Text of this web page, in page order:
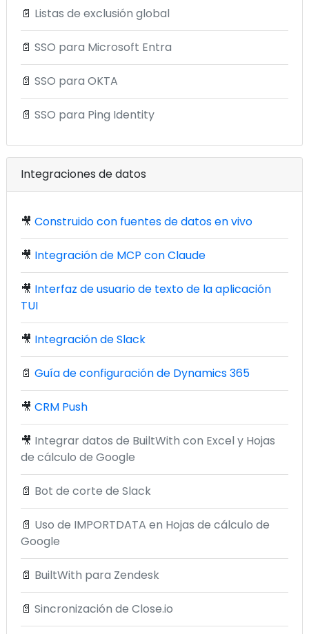
📄 Listas de exclusión global
📄 SSO para Microsoft Entra
📄 SSO para OKTA
📄 SSO para Ping Identity
Integraciones de datos
🎥 Construido con fuentes de datos en vivo
🎥 Integración de MCP con Claude
🎥 Interfaz de usuario de texto de la aplicación
TUI
🎥 Integración de Slack
📄 Guía de configuración de Dynamics 365
🎥 CRM Push
🎥 Integrar datos de BuiltWith con Excel y Hojas
de cálculo de Google
📄 Bot de corte de Slack
📄 Uso de IMPORTDATA en Hojas de cálculo de
Google
📄 BuiltWith para Zendesk
📄 Sincronización de Close.io